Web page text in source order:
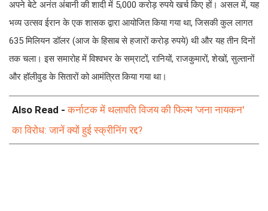
गया था, जिसकी कुल लागत 635 मिलियन डॉलर (आज के हिसाब से हजारों
करोड़ रुपये) थी और यह तीन दिनों तक चला। इस समारोह में विश्वभर के
सम्राटों, रानियों, राजकुमारों, शेखों, सुल्तानों और हॉलीवुड के सितारों को
आमंत्रित किया गया था।
Also Read -कर्नाटक में थलापति विजय की फिल्म 'जना नायकन'
का विरोध: जानें क्यों हुई स्क्रीनिंग रद्द?